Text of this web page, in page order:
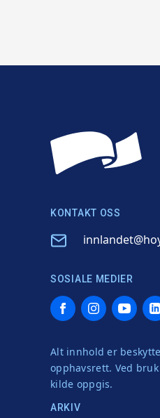
KONTAKT OSS
Email
SOSIALE MEDIER
FacebookInstagramYouTube
Alt innhold er
opphavsrett. Ved
kilde oppgis.
ARKIV